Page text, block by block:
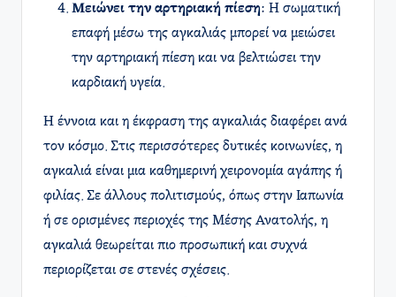
Μειώνει την αρτηριακή πίεση: Η σωματική
επαφή μέσω της αγκαλιάς μπορεί να μειώσει
την αρτηριακή πίεση και να βελτιώσει την
καρδιακή υγεία.
Η έννοια και η έκφραση της αγκαλιάς διαφέρει ανά
τον κόσμο. Στις περισσότερες δυτικές κοινωνίες, η
αγκαλιά είναι μια καθημερινή χειρονομία αγάπης ή
φιλίας. Σε άλλους πολιτισμούς, όπως στην Ιαπωνία
ή σε ορισμένες περιοχές της Μέσης Ανατολής, η
αγκαλιά θεωρείται πιο προσωπική και συχνά
περιορίζεται σε στενές σχέσεις.